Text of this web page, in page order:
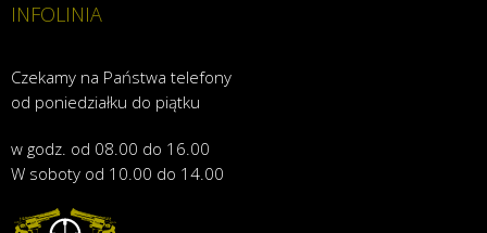
INFOLINIA
Czekamy na Państwa telefony
od poniedziałku do piątku
w godz. od 08.00 do 16.00
W soboty od 10.00 do 14.00